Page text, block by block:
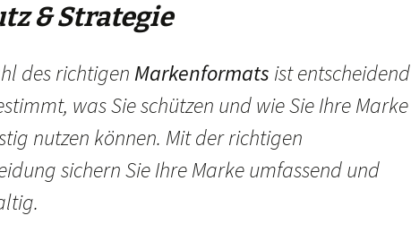
& Strategie
des richtigen Markenformats ist entscheidend
was Sie schützen und wie Sie Ihre Marke
nutzen können. Mit der richtigen
sichern Sie Ihre Marke umfassend und